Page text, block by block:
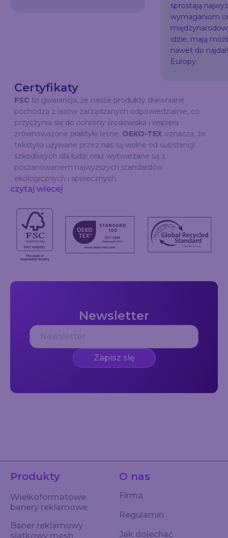
sprostają
wymaganiom
idzie, mają
nawet do
Europy.
Certyfikaty
FSC to gwarancja, że nasze produkty drewniane
pochodzą z lasów zarządzanych odpowiedzialnie, co
przyczynia się do ochrony środowiska i wspiera
zrównoważone praktyki leśne. OEKO-TEX oznacza, że
tekstylia używane przez nas są wolne od substancji
szkodliwych dla ludzi oraz wytwarzane są z
poszanowaniem najwyższych standardów
ekologicznych i społecznych.
czytaj wiecej
Newsletter
Zapisz się
Produkty
Wielkoformatowe
banery reklamowe
Baner reklamowy
siatkowy mesh
O nas
Firma
Regulamin
Jak dojechać